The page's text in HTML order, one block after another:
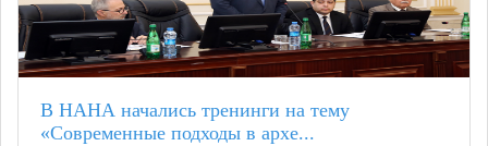
В НАНА начались тренинги на тему
«Современные подходы в архе...